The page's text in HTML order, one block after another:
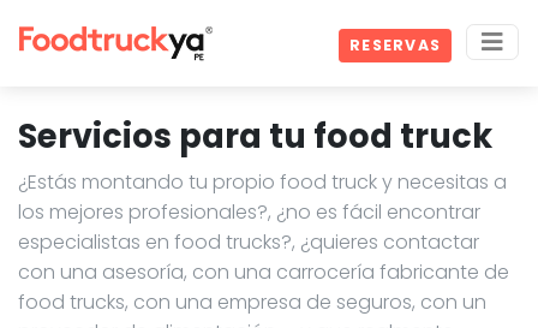
RESERVAS
Servicios para tu food truck
¿Estás montando tu propio food truck y necesitas a
los mejores profesionales?, ¿no es fácil encontrar
especialistas en food trucks?, ¿quieres contactar
con una asesoría, con una carrocería fabricante de
food trucks, con una empresa de seguros, con un